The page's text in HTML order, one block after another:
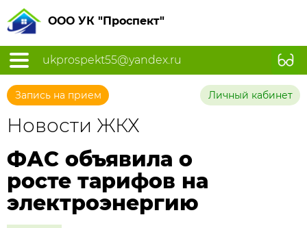
ООО УК "Проспект"
ukprospekt55@yandex.ru
Запись на прием Личный кабинет
Новости ЖКХ
ФАС объявила о
росте тарифов на
электроэнергию